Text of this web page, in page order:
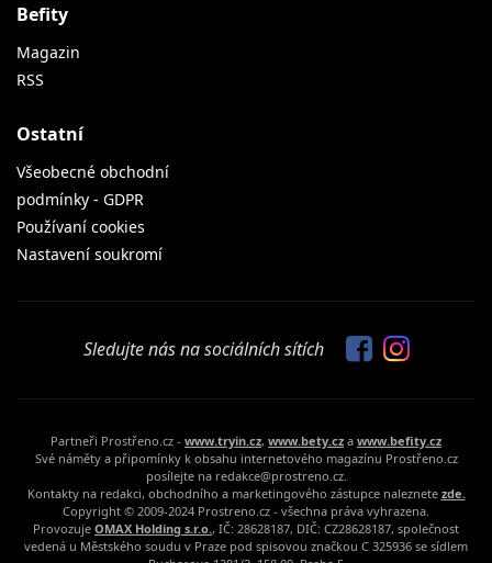
Befity
Magazin
RSS
Ostatní
Všeobecné obchodní
podmínky - GDPR
Používaní cookies
Nastavení soukromí
Sledujte nás na sociálních sítích
Partneři Prostřeno.cz - www.tryin.cz, www.bety.cz a www.befity.cz
Své náměty a připomínky k obsahu internetového magazínu Prostřeno.cz
posílejte na redakce@prostreno.cz.
Kontakty na redakci, obchodního a marketingového zástupce naleznete zde.
Copyright © 2009-2024 Prostreno.cz - všechna práva vyhrazena.
Provozuje OMAX Holding s.r.o., IČ: 28628187, DIČ: CZ28628187, společnost
vedená u Městského soudu v Praze pod spisovou značkou C 325936 se sídlem